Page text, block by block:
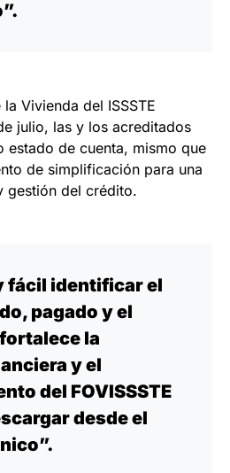
Vivienda del ISSSTE
julio, las y los acreditados
estado de cuenta, mismo que
de simplificación para una
gestión del crédito.
fácil identificar el
pagado y el
la
y el
del FOVISSSTE
desde el